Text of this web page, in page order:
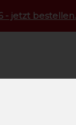
- jetzt bestellen.